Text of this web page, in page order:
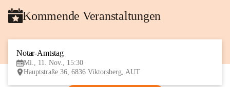
Kommende Veranstaltungen
Notar-Amtstag
Mi., 11. Nov., 15:30
Hauptstraße 36, 6836 Viktorsberg, AUT